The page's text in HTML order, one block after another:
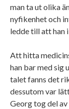
man ta ut olika
nyfikenhet och
ledde till att han
Att hitta
han bar med sig
talet fanns det
dessutom var
Georg tog del